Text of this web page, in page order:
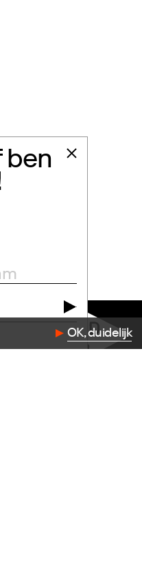
OK, duidelijk
ben